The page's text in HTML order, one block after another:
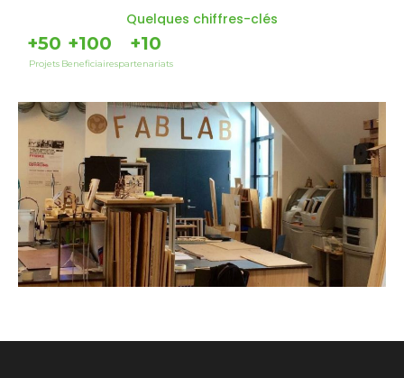
Quelques chiffres-clés
Projets
+50
Beneficiaires
+100
partenariats
+10